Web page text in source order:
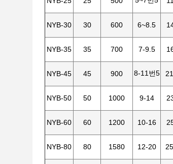
NYB-30 30 600 6~8.5
NYB-35 35 700 7-9.5
NYB-45 45 900 8-11번5
NYB-50 50 1000 9-14
NYB-60 60 1200 10-16
NYB-80 80 1580 12-20